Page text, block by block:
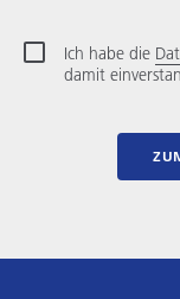
Ich habe die
damit